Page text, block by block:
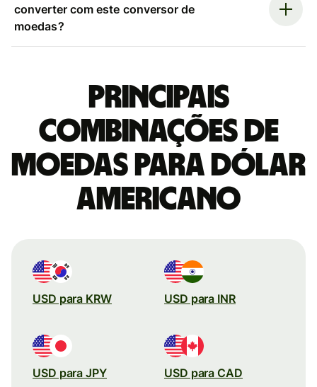
converter com este conversor de
moedas?
Principais
combinações de
moedas para Dólar
americano
USD para KRW USD para INR
USD para JPY USD para CAD